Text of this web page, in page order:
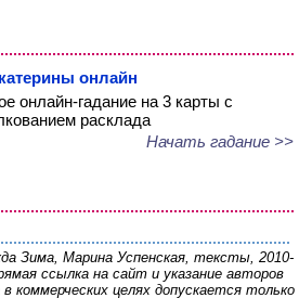
онлайн
онлайн-гадание на 3 карты с
расклада
Начать гадание >>
Зима, Марина Успенская, тексты, 2010-
ссылка на сайт и указание авторов
коммерческих целях допускается только